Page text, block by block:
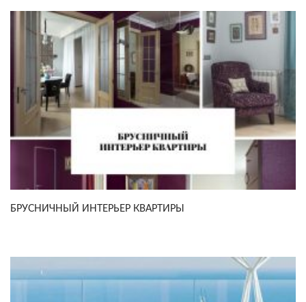
БРУСНИЧНЫЙ ИНТЕРЬЕР КВАРТИРЫ